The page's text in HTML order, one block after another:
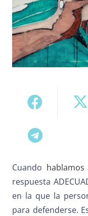
Cuando
respuesta
en la que la
para defenderse.